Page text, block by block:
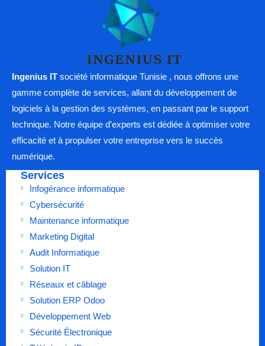
Ingenius IT société informatique Tunisie , nous offrons une
gamme complète de services, allant du développement de
logiciels à la gestion des systèmes, en passant par le support
technique. Notre équipe d’experts est dédiée à optimiser votre
efficacité et à propulser votre entreprise vers le succès
numérique.
Services
Infogérance informatique
Cybersécurité
Maintenance informatique
Marketing Digital
Audit Informatique
Solution IT
Réseaux et câblage
Solution ERP Odoo
Développement Web
Sécurité Électronique